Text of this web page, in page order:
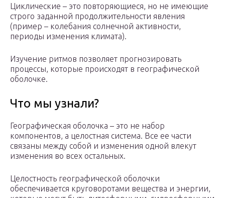
Циклические – это повторяющиеся, но не имеющие
строго заданной продолжительности явления
(пример – колебания солнечной активности,
периоды изменения климата).
Изучение ритмов позволяет прогнозировать
процессы, которые происходят в географической
оболочке.
Что мы узнали?
Географическая оболочка – это не набор
компонентов, а целостная система. Все ее части
связаны между собой и изменения одной влекут
изменения во всех остальных.
Целостность географической оболочки
обеспечивается круговоротами вещества и энергии,